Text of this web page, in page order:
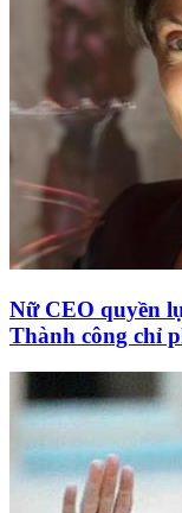
Nữ CEO quyền
Thành công chỉ